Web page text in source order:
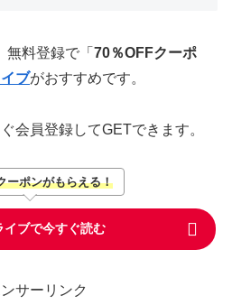
料登録で「 70％OFFクーポ
ブがおすすめです。
会員登録してGETできます。
ーポンがもらえる！
イブで今すぐ読む
サーリンク